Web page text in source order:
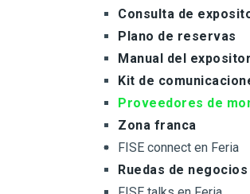
Consulta de
Plano de reservas
Manual del expositor
Kit de
Proveedores de
Zona franca
FISE connect en Feria
Ruedas de negocios